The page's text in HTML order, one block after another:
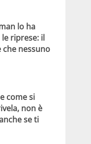
lo ha
riprese: il
che nessuno
come si
non è
se ti